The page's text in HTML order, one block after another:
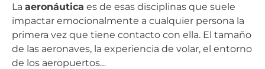
La aeronáutica es de esas disciplinas que suele
impactar emocionalmente a cualquier persona la
primera vez que tiene contacto con ella. El tamaño
de las aeronaves, la experiencia de volar, el entorno
de los aeropuertos…